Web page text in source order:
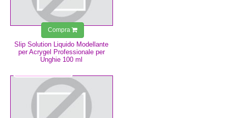
Slip Solution Liquido Modellante
per Acrygel Professionale per
Unghie 100 ml
Compra